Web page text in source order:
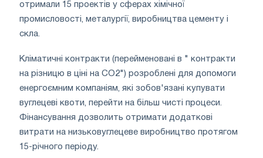
отримали 15 проектів у сферах хімічної
промисловості, металургії, виробництва цементу і
скла.
Кліматичні контракти (перейменовані в " контракти
на різницю в ціні на CO2") розроблені для допомоги
енергоємним компаніям, які зобов'язані купувати
вуглецеві квоти, перейти на більш чисті процеси.
Фінансування дозволить отримати додаткові
витрати на низьковуглецеве виробництво протягом
15-річного періоду.